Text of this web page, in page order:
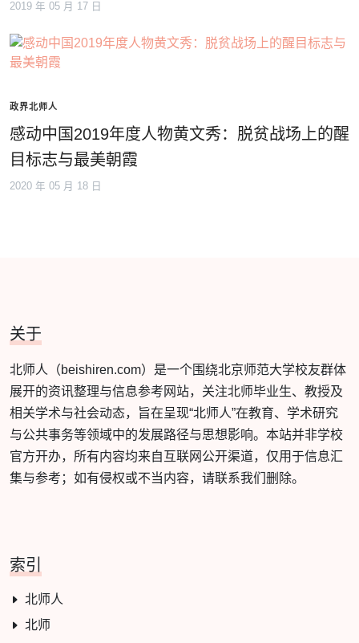
2019 年 05 月 17 日
政界北师人
感动中国2019年度人物黄文秀：脱贫战场上的醒
目标志与最美朝霞
2020 年 05 月 18 日
关于
北师人（beishiren.com）是一个围绕北京师范大学校友群体
展开的资讯整理与信息参考网站，关注北师毕业生、教授及
相关学术与社会动态，旨在呈现“北师人”在教育、学术研究
与公共事务等领域中的发展路径与思想影响。本站并非学校
官方开办，所有内容均来自互联网公开渠道，仅用于信息汇
集与参考；如有侵权或不当内容，请联系我们删除。
索引
北师人
北师